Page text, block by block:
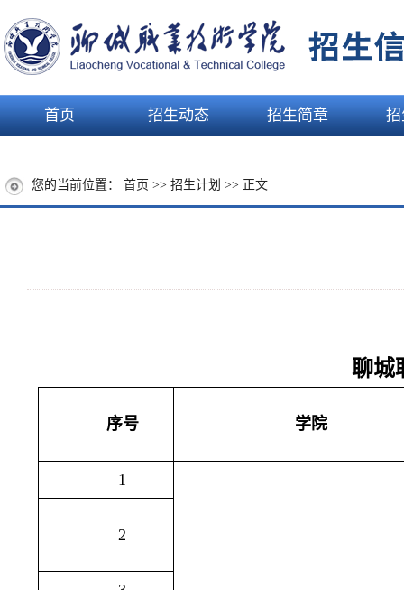
首页 招生动态 招生简章
您的当前位置： 首页 >> 招生计划 >> 正文
聊城
序号 学院
1
2